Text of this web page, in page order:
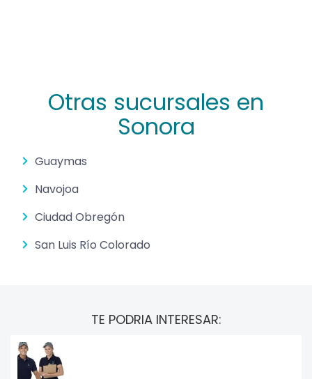
Otras sucursales en
Sonora
Guaymas
Navojoa
Ciudad Obregón
San Luis Río Colorado
TE PODRIA INTERESAR: